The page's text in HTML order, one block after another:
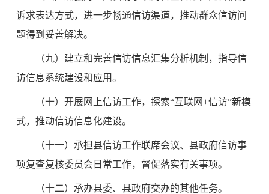
诉求表达方式，进一步畅通信访渠道，推动群众信访问
题得到妥善解决。
（九）建立和完善信访信息汇集分析机制，指导信
访信息系统建设和应用。
（十）开展网上信访工作，探索“互联网+信访”新模
式，推动信访信息化建设。
（十一）承担县信访工作联席会议、县政府信访事
项复查复核委员会日常工作，督促落实有关事项。
（十二）承办县委、县政府交办的其他任务。